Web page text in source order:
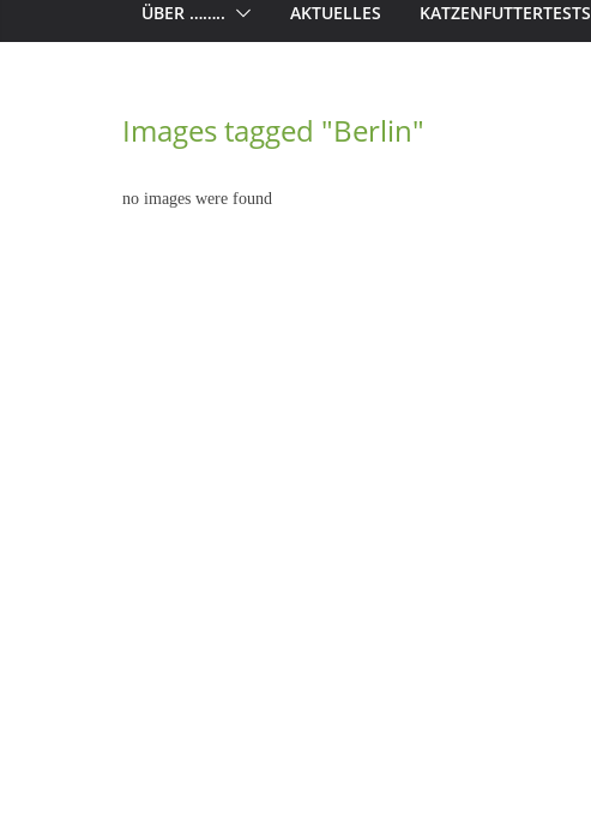
ÜBER …….. AKTUELLES KATZENFUTTERTESTS
Images tagged "Berlin"
no images were found